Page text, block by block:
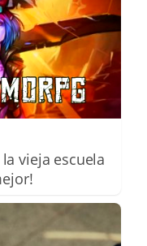
vieja escuela